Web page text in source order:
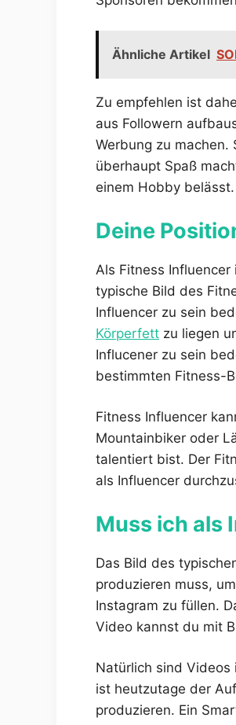
Ähnliche Artikel
Zu empfehlen ist
aus Followern
Werbung zu
überhaupt Spaß
einem Hobby belässt.
Deine
Als Fitness
typische Bild des
Influencer zu sein
Körperfett zu liegen
Influcener zu sein
bestimmten Fitness-
Fitness Influencer
Mountainbiker oder
talentiert bist. Der
als Influencer
Muss ich als
Das Bild des
produzieren muss,
Instagram zu füllen.
Video kannst du mit
Natürlich sind Videos
ist heutzutage der
produzieren. Ein